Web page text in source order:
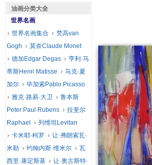
油画分类大全
世界名画
世界名画集合
梵高van
Gogh
莫奈Claude Monet
德加Edgar Degas
亨利·马
蒂斯Henri Matisse
马克·夏
加尔
毕加索Pablo Picasso
雅克·路易·大卫
鲁本斯
Peter Paul Rubens
拉斐尔
Raphael
列维坦Levitan
卡米耶·柯罗
让·弗朗索瓦·
米勒
约翰内斯·维米尔
瓦
西里·康定斯基
让·奥古斯特·